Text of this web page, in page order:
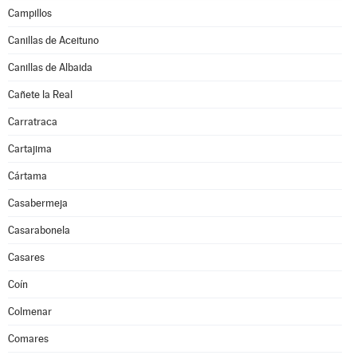
Campillos
Canillas de Aceituno
Canillas de Albaida
Cañete la Real
Carratraca
Cartajima
Cártama
Casabermeja
Casarabonela
Casares
Coín
Colmenar
Comares